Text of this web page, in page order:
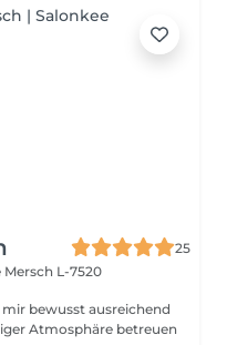
25
Mersch L-7520
bewusst ausreichend
Atmosphäre betreuen